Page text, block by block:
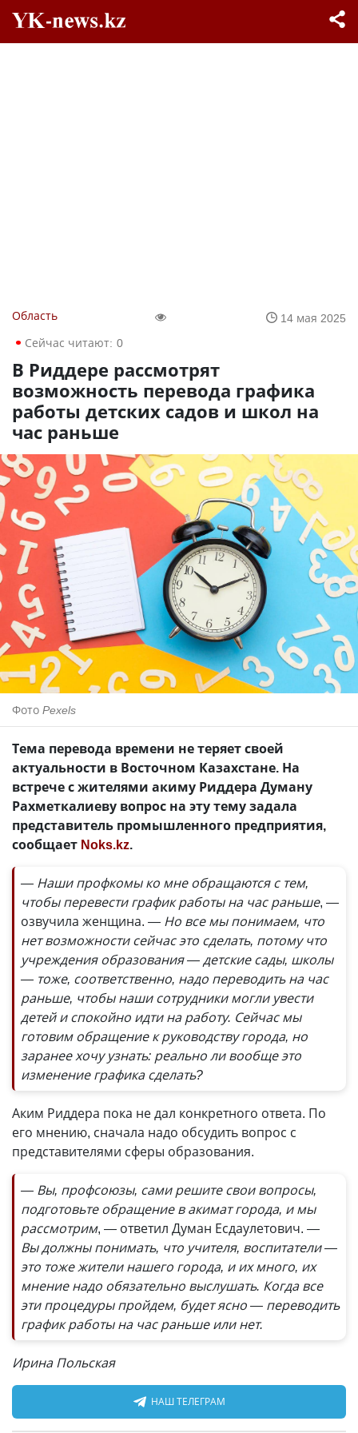
Область
14 мая 2025
Сейчас читают: 0
В Риддере рассмотрят
возможность перевода графика
работы детских садов и школ на
час раньше
Фото Pexels
Тема перевода времени не теряет своей
актуальности в Восточном Казахстане. На
встрече с жителями акиму Риддера Думану
Рахметкалиеву вопрос на эту тему задала
представитель промышленного предприятия,
сообщает Noks.kz.
— Наши профкомы ко мне обращаются с тем,
чтобы перевести график работы на час раньше, —
озвучила женщина. — Но все мы понимаем, что
нет возможности сейчас это сделать, потому что
учреждения образования — детские сады, школы
— тоже, соответственно, надо переводить на час
раньше, чтобы наши сотрудники могли увести
детей и спокойно идти на работу. Сейчас мы
готовим обращение к руководству города, но
заранее хочу узнать: реально ли вообще это
изменение графика сделать?
Аким Риддера пока не дал конкретного ответа. По
его мнению, сначала надо обсудить вопрос с
представителями сферы образования.
— Вы, профсоюзы, сами решите свои вопросы,
подготовьте обращение в акимат города, и мы
рассмотрим, — ответил Думан Есдаулетович. —
Вы должны понимать, что учителя, воспитатели —
это тоже жители нашего города, и их много, их
мнение надо обязательно выслушать. Когда все
эти процедуры пройдем, будет ясно — переводить
график работы на час раньше или нет.
Ирина Польская
НАШ ТЕЛЕГРАМ